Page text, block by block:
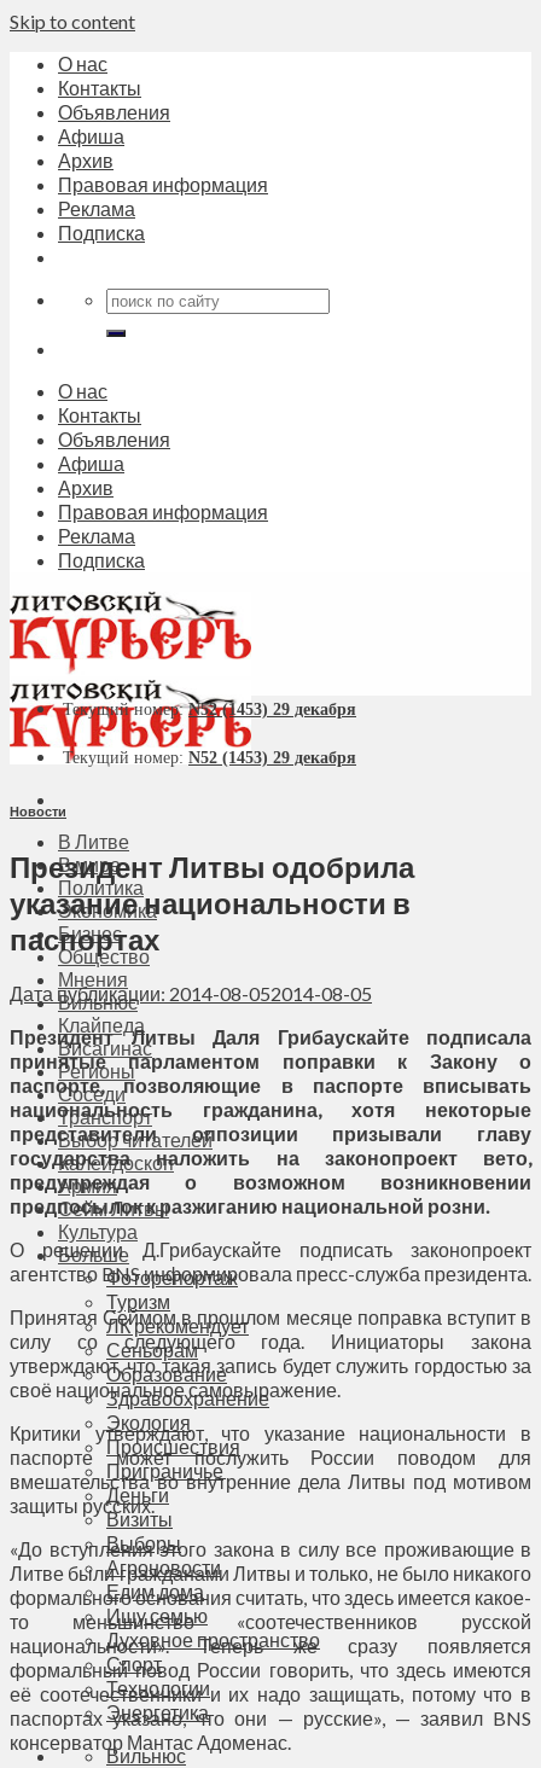
Skip to content
О нас
Контакты
Объявления
Афиша
Архив
Правовая информация
Реклама
Подписка
О нас
Контакты
Объявления
Афиша
Архив
Правовая информация
Реклама
Подписка
В Литве
В мире
Политика
Экономика
Бизнес
Общество
Мнения
Вильнюс
Клайпеда
Висагинас
Регионы
Соседи
Транспорт
Выбор читателей
Калейдоскоп
Армия
Сейм Литвы
Культура
Больше
Фоторепортаж
Туризм
ЛК рекомендует
Сеньорам
Образование
Здравоохранение
Экология
Происшествия
Приграничье
Деньги
Визиты
Выборы
Агроновости
Едим дома
Ищу семью
Духовное пространство
Спорт
Технологии
Энергетика
Вильнюс
Текущий номер:N52 (1453) 29 декабря
Текущий номер: N52 (1453) 29 декабря
Новости
Президент Литвы одобрила
указание национальности в
паспортах
Дата публикации: 2014-08-052014-08-05
Президент Литвы Даля Грибаускайте подписала
принятые парламентом поправки к Закону о
паспорте, позволяющие в паспорте вписывать
национальность гражданина, хотя некоторые
представители оппозиции призывали главу
государства наложить на законопроект вето,
предупреждая о возможном возникновении
предпосылок к разжиганию национальной розни.
О решении Д.Грибаускайте подписать законопроект
агентство BNS информировала пресс-служба президента.
Принятая Сеймом в прошлом месяце поправка вступит в
силу со следующего года. Инициаторы закона
утверждают, что такая запись будет служить гордостью за
своё национальное самовыражение.
Критики утверждают, что указание национальности в
паспорте может послужить России поводом для
вмешательства во внутренние дела Литвы под мотивом
защиты русских.
«До вступления этого закона в силу все проживающие в
Литве были гражданами Литвы и только, не было никакого
формального основания считать, что здесь имеется какое-
то меньшинство «соотечественников русской
национальности». Теперь же сразу появляется
формальный повод России говорить, что здесь имеются
её соотечественники и их надо защищать, потому что в
паспортах указано, что они — русские», — заявил BNS
консерватор Мантас Адоменас.